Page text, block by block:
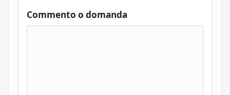
Commento o domanda